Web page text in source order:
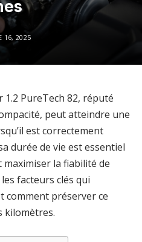
16, 2025
1.2 PureTech 82, réputé
peut atteindre une
est correctement
durée de vie est essentiel
la fiabilité de
facteurs clés qui
comment préserver ce
kilomètres.